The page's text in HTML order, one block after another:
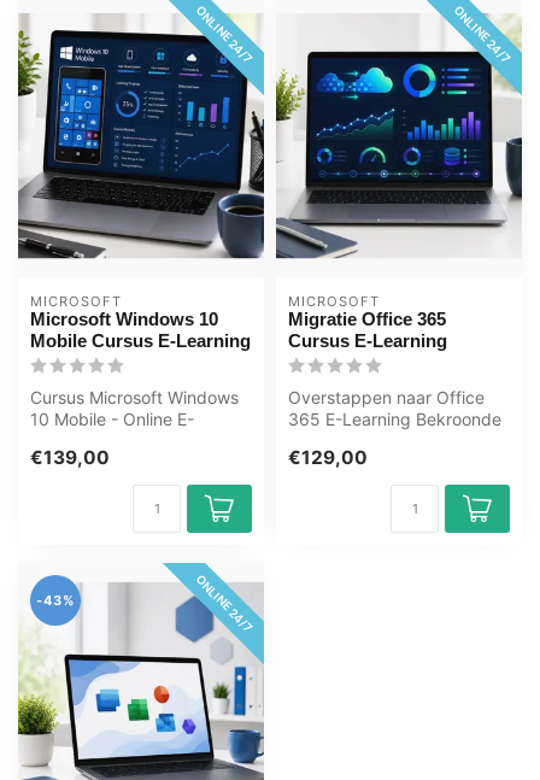
ONLINE 24/7
MICROSOFT
Microsoft Windows 10
Mobile Cursus E-Learning
Cursus Microsoft Windows
10 Mobile - Online E-
en dire...
€139,00
ONLINE 24/7
MICROSOFT
Migratie Office 365
Cursus E-Learning
Overstappen naar Office
365 E-Learning Bekroonde
Uitgebreide i...
€129,00
ONLINE 24/7
-43%